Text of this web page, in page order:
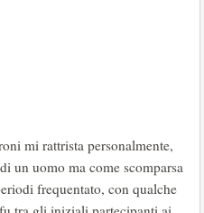
mi rattrista personalmente,
un uomo ma come scomparsa
frequentato, con qualche